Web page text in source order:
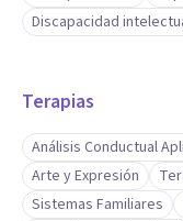
Discapacidad
Terapias
Análisis Conductual
Arte y Expresión
Sistemas Familiares